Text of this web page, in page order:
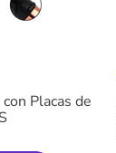
Placas de